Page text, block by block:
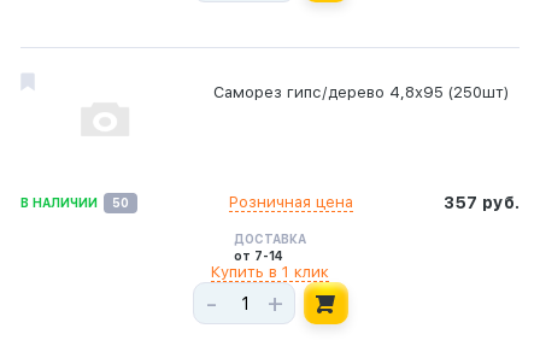
Саморез гипс/дерево 4,8х95 (250шт)
В НАЛИЧИИ 50 357 руб.
Розничная цена
ДОСТАВКА
от 7-14
- +
Купить в 1 клик